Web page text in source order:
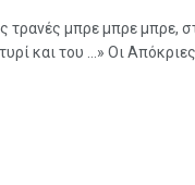
τρανές μπρε μπρε μπρε,
και του …» Οι Απόκριες